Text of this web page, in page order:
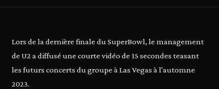
Lors de la dernière finale du SuperBowl, le management
de U2 a diffusé une courte vidéo de 15 secondes teasant
les futurs concerts du groupe à Las Vegas à l'automne
2023.